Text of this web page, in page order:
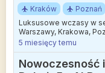
Kraków Poznań
Luksusowe wczasy w
Warszawy, Krakowa,
idealna dla osób
nowoczesnej
5 miesięcy temu
Nowoczesność